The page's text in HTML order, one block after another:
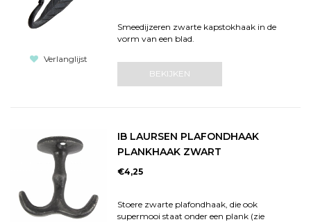
Verlanglijst
Smeedijzeren zwarte kapstokhaak in de
vorm van een blad.
BEKIJKEN
IB LAURSEN PLAFONDHAAK
PLANKHAAK ZWART
€4,25
Stoere zwarte plafondhaak, die ook
supermooi staat onder een plank (zie